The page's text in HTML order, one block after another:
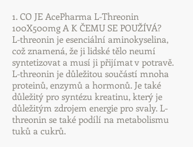
1. CO JE AcePharma L-Threonin
100X500mg A K ČEMU SE POUŽÍVÁ?
L-threonin je esenciální aminokyselina,
což znamená, že ji lidské tělo neumí
syntetizovat a musí ji přijímat v potravě.
L-threonin je důležitou součástí mnoha
proteinů, enzymů a hormonů. Je také
důležitý pro syntézu kreatinu, který je
důležitým zdrojem energie pro svaly. L-
threonin se také podílí na metabolismu
tuků a cukrů.